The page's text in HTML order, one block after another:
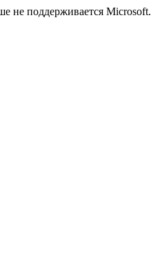
не поддерживается Microsoft.